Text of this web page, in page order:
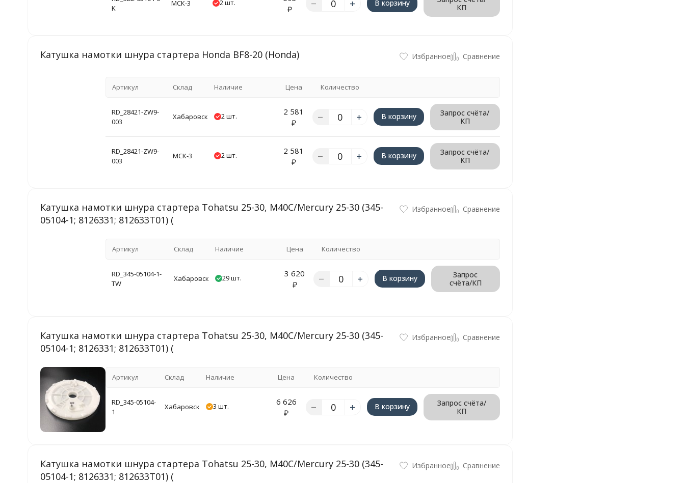
K
МСК-3 2 шт.
₽
В корзину
КП
Катушка намотки шнура стартера Honda BF8-20 (Honda) Избранное Сравнение
Артикул Склад Наличие Цена Количество
RD_28421-ZW9-
003
Хабаровск 2 шт.
2 581
₽
В корзину
Запрос счёта/
КП
RD_28421-ZW9-
003
МСК-3 2 шт.
2 581
₽
В корзину
Запрос счёта/
КП
Катушка намотки шнура стартера Tohatsu 25-30, M40C/Mercury 25-30 (345-
05104-1; 8126331; 812633T01) (
Избранное Сравнение
Артикул Склад Наличие Цена Количество
RD_345-05104-1-
TW
Хабаровск 29 шт.
3 620
₽
В корзину
Запрос
счёта/КП
Катушка намотки шнура стартера Tohatsu 25-30, M40C/Mercury 25-30 (345-
05104-1; 8126331; 812633T01) (
Избранное Сравнение
Артикул Склад Наличие Цена Количество
RD_345-05104-
1
Хабаровск 3 шт.
6 626
₽
В корзину
Запрос счёта/
КП
Катушка намотки шнура стартера Tohatsu 25-30, M40C/Mercury 25-30 (345-
05104-1; 8126331; 812633T01) (
Избранное Сравнение